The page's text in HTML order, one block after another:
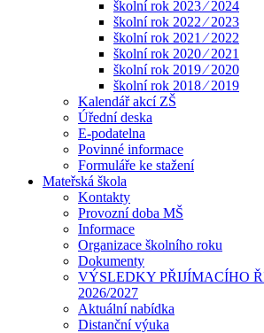
školní rok 2023 ⁄ 2024
školní rok 2022 ⁄ 2023
školní rok 2021 ⁄ 2022
školní rok 2020 ⁄ 2021
školní rok 2019 ⁄ 2020
školní rok 2018 ⁄ 2019
Kalendář akcí ZŠ
Úřední deska
E-podatelna
Povinné informace
Formuláře ke stažení
Mateřská škola
Kontakty
Provozní doba MŠ
Informace
Organizace školního roku
Dokumenty
VÝSLEDKY PŘIJÍMACÍHO
2026/2027
Aktuální nabídka
Distanční výuka